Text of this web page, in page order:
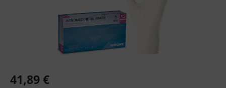
Regulärer Preis:
41,89 €